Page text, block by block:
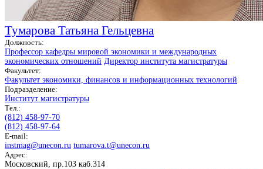
Тумарова Татьяна Гельцевна
Должность:
Профессор кафедры мировой экономики и международных
экономических отношений Директор института магистратуры
Факультет:
Факультет экономики, финансов и информационных технологий
Подразделение:
Институт магистратуры
Тел.:
(812) 458-97-70
(812) 458-97-64
E-mail:
instmag@unecon.ru tumarova.t@unecon.ru
Адрес:
Московский, пр.103 каб.314